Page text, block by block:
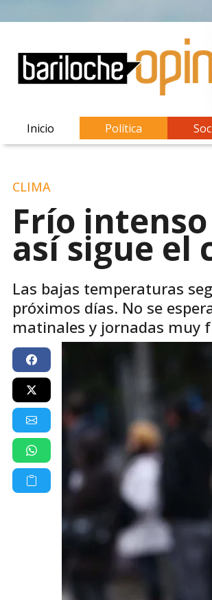
Inicio Política
CLIMA
Frío
así sigue el
Las bajas temperaturas
próximos días. No se
matinales y jornadas muy